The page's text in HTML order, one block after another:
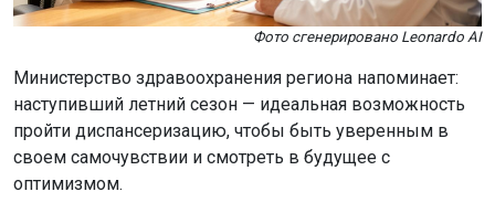
Фото сгенерировано Leonardo AI
Министерство здравоохранения региона напоминает:
наступивший летний сезон — идеальная возможность
пройти диспансеризацию, чтобы быть уверенным в
своем самочувствии и смотреть в будущее с
оптимизмом.